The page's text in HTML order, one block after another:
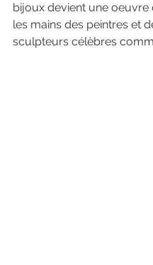
bijoux devient une oeuvre
les mains des peintres et
sculpteurs célèbres